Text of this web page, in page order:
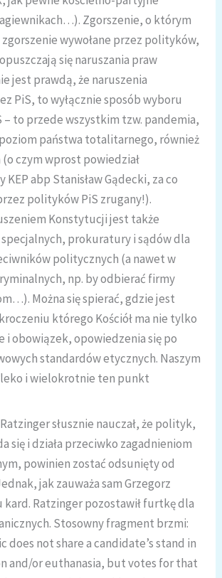
Zgorszenie, o którym
wywołane przez polityków,
się naruszania praw
jest prawdą, że naruszenia
PiS, to wyłącznie sposób wyboru
– to przede wszystkim tzw. pandemia,
państwa totalitarnego, również
(o czym wprost powiedział
abp Stanisław Gądecki, za co
polityków PiS zrugany!).
Konstytucji jest także
specjalnych, prokuratury i sądów dla
politycznych (a nawet w
np. by odbierać firmy
Można się spierać, gdzie jest
którego Kościół ma nie tylko
i obowiązek, opowiedzenia się po
standardów etycznych. Naszym
i wielokrotnie ten punkt
słusznie nauczał, że polityk,
się i działa przeciwko zagadnieniom
powinien zostać odsunięty od
jak zauważa sam Grzegorz
kard. Ratzinger pozostawił furtkę dla
Stosowny fragment brzmi:
does not share a candidate’s stand in
and/or euthanasia, but votes for that